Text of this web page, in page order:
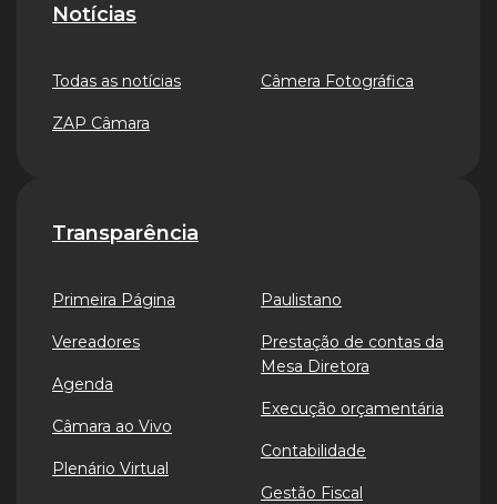
Notícias
Todas as notícias
ZAP Câmara
Câmera Fotográfica
Transparência
Primeira Página
Vereadores
Agenda
Câmara ao Vivo
Plenário Virtual
Paulistano
Prestação de contas da
Mesa Diretora
Execução orçamentária
Contabilidade
Gestão Fiscal